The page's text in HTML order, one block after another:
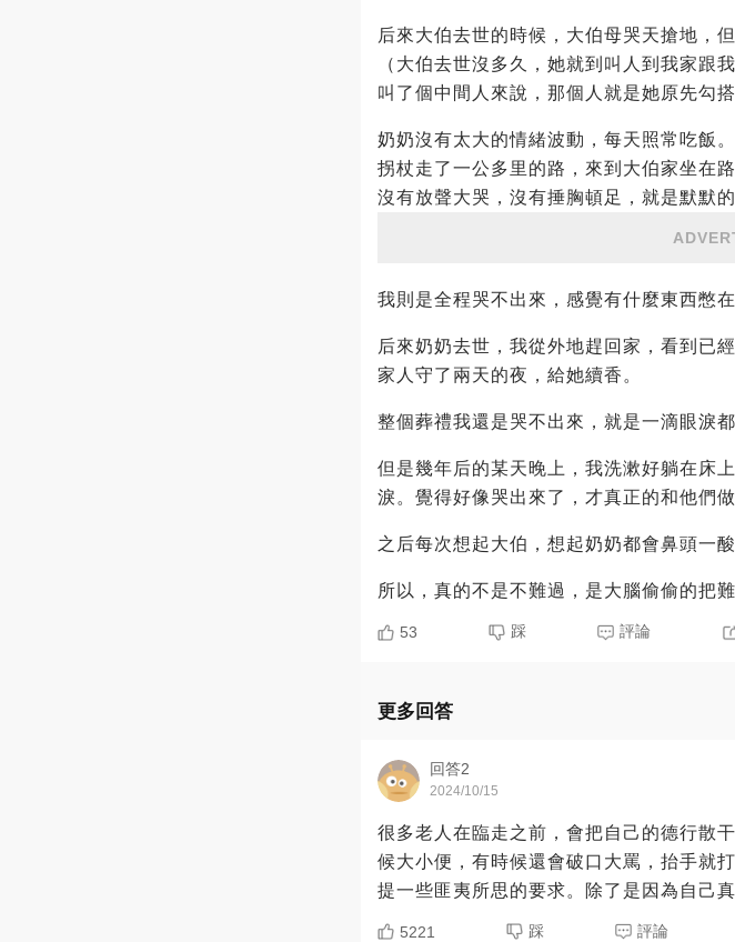
后來大伯去世的時候，大伯母哭天搶地，
（大伯去世沒多久，她就到叫人到我家跟
叫了個中間人來說，那個人就是她原先勾搭
奶奶沒有太大的情緒波動，每天照常吃飯
拐杖走了一公多里的路，來到大伯家坐在
沒有放聲大哭，沒有捶胸頓足，就是默默的
我則是全程哭不出來，感覺有什麼東西憋
后來奶奶去世，我從外地趕回家，看到已
家人守了兩天的夜，給她續香。
整個葬禮我還是哭不出來，就是一滴眼淚都
但是幾年后的某天晚上，我洗漱好躺在床
淚。覺得好像哭出來了，才真正的和他們做
之后每次想起大伯，想起奶奶都會鼻頭一
所以，真的不是不難過，是大腦偷偷的把難
53 踩 評論
更多回答
回答2
2024/10/15
很多老人在臨走之前，會把自己的德行散
候大小便，有時候還會破口大罵，抬手就
提一些匪夷所思的要求。除了是因為自己
5221 踩 評論